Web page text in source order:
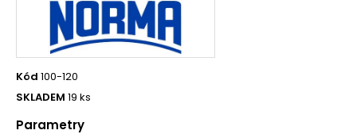
Kód 100-120
SKLADEM 19 ks
Parametry